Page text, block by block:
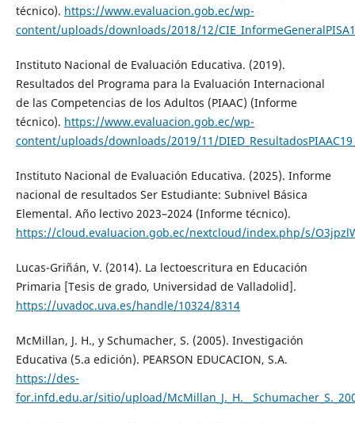
técnico). https://www.evaluacion.gob.ec/wp-
content/uploads/downloads/2018/12/
Instituto Nacional de Evaluación Educativa. (2019).
Resultados del Programa para la Evaluación Internacional
de las Competencias de los Adultos (PIAAC) (Informe
técnico). https://www.evaluacion.gob.ec/wp-
content/uploads/downloads/2019/11/
Instituto Nacional de Evaluación Educativa. (2025). Informe
nacional de resultados Ser Estudiante: Subnivel Básica
Elemental. Año lectivo 2023–2024 (Informe técnico).
https://cloud.evaluacion.gob.ec/nextcloud/index.php/s/
Lucas-Griñán, V. (2014). La lectoescritura en Educación
Primaria [Tesis de grado, Universidad de Valladolid].
https://uvadoc.uva.es/handle/10324/8314
McMillan, J. H., y Schumacher, S. (2005). Investigación
Educativa (5.a edición). PEARSON EDUCACION, S.A.
https://des-
for.infd.edu.ar/sitio/upload/